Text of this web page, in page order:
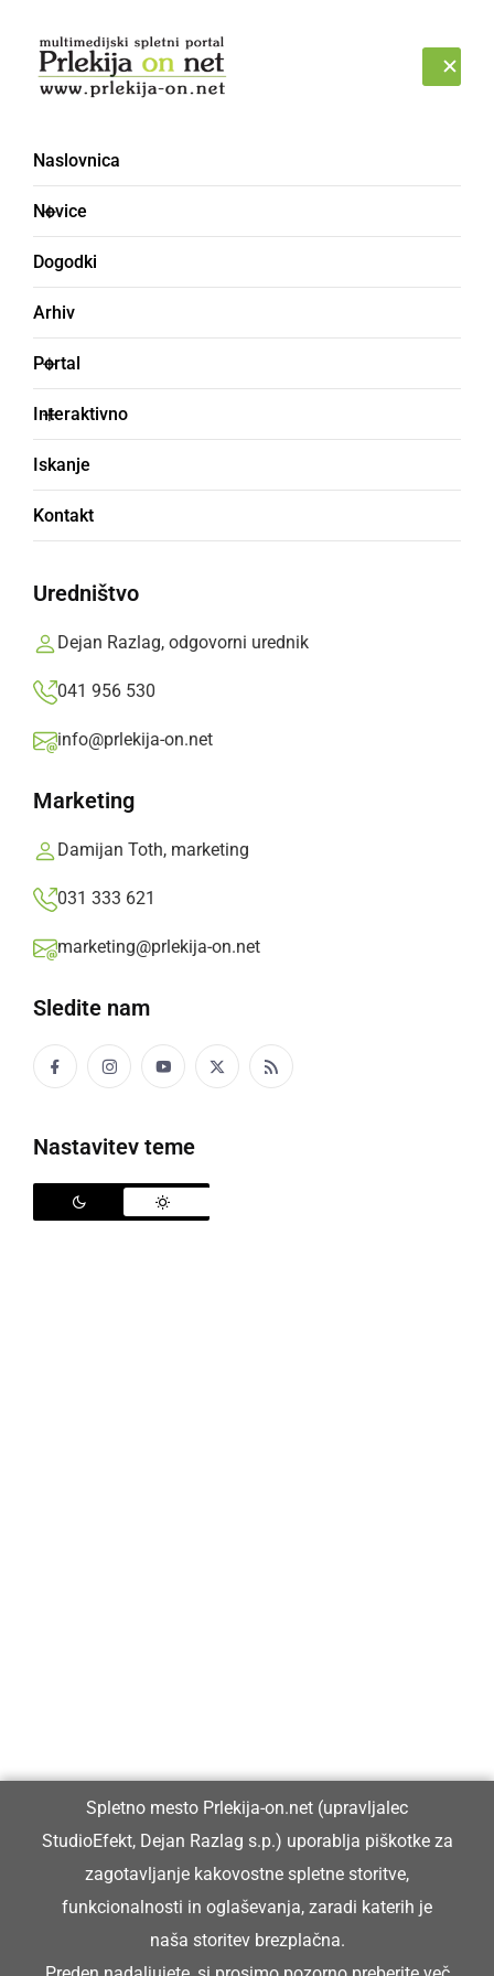
Naslovnica
Novice
Dogodki
Arhiv
Portal
Interaktivno
Iskanje
Kontakt
Uredništvo
Dejan Razlag, odgovorni urednik
041 956 530
info@prlekija-on.net
Marketing
Damijan Toth, marketing
031 333 621
marketing@prlekija-on.net
Sledite nam
Nastavitev teme
končno poročilo
ČRNA KRONIKA
Končno poročilo o tragični nesreči pri
Gančanih: usoden splet vremena,
prostorske dezorientacije in izgube nadzora
Popularne rubrike novic
Družabno
Črna kronika
Šport
Politika
Gospodarstvo
Narava
Glavni in odgovorni urednik:
Dejan Razlag
info@prlekija-on.net
Spletno mesto Prlekija-on.net (upravljalec
StudioEfekt, Dejan Razlag s.p.) uporablja piškotke za
zagotavljanje kakovostne spletne storitve,
funkcionalnosti in oglaševanja, zaradi katerih je
naša storitev brezplačna.